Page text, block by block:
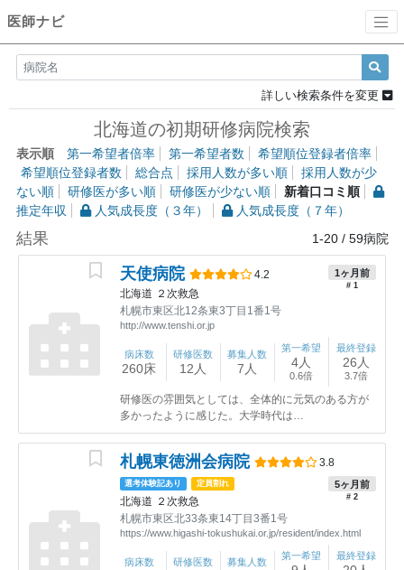
医師ナビ
詳しい検索条件を変更
北海道の初期研修病院検索
表示順 第一希望者倍率 第一希望者数
希望順位登録者倍率
希望順位登録者数
総合点 採用人数が多い順
採用人数が少
ない順
研修医が多い順 研修医が少ない順
新着口コミ順
推定年収
人気成長度（３年） 人気成長度（７年）
結果 1-20/ 59病院
天使病院 4.2 1ヶ月前
# 1
北海道 ２次救急
札幌市東区北12条東3丁目1番1号
http://www.tenshi.or.jp
病床数
260床
研修医数
12人
募集人数
7人
第一希望
4人
0.6倍
最終登録
26人
3.7倍
研修医の雰囲気としては、全体的に元気のある方が
多かったように感じた。大学時代は…
札幌東徳洲会病院 3.8
選考体験記あり 定員割れ 5ヶ月前
# 2
北海道 ２次救急
札幌市東区北33条東14丁目3番1号
https://www.higashi-tokushukai.or.jp/resident/index.html
病床数 研修医数 募集人数
第一希望 最終登録